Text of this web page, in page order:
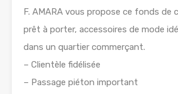
F. AMARA vous propose ce fonds de
prêt à porter, accessoires de mode
dans un quartier commerçant.
– Clientèle fidélisée
– Passage piéton important